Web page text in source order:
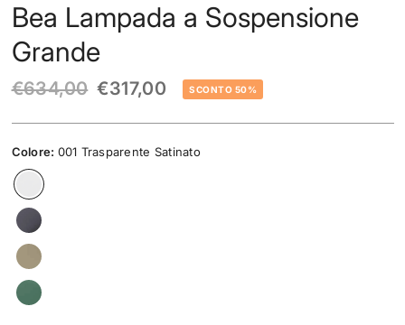
Bea Lampada a Sospensione
Grande
€634,00 €317,00 SCONTO 50%
Colore: 001 Trasparente Satinato